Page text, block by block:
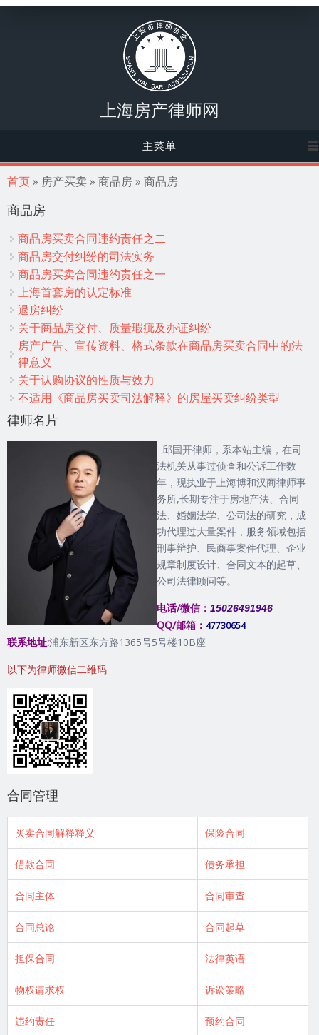
上海房产律师网
主菜单
你在这里
首页» 房产买卖 » 商品房 » 商品房
商品房
商品房买卖合同违约责任之二
商品房交付纠纷的司法实务
商品房买卖合同违约责任之一
上海首套房的认定标准
退房纠纷
关于商品房交付、质量瑕疵及办证纠纷
房产广告、宣传资料、格式条款在商品房买卖合同中的法
律意义
关于认购协议的性质与效力
不适用《商品房买卖司法解释》的房屋买卖纠纷类型
律师名片
邱国开律师，系本站主编，在司
法机关从事过侦查和公诉工作数
年，现执业于上海博和汉商律师事
务所,长期专注于房地产法、合同
法、婚姻法学、公司法的研究，成
功代理过大量案件，服务领域包括
刑事辩护、民商事案件代理、企业
规章制度设计、合同文本的起草、
公司法律顾问等。
电话/微信： 15026491946
QQ/邮箱： 47730654
联系地址:浦东新区东方路1365号5号楼10B座
以下为律师微信二维码
合同管理
买卖合同解释释义 保险合同
借款合同 债务承担
合同主体 合同审查
合同总论 合同起草
担保合同 法律英语
物权请求权 诉讼策略
违约责任 预约合同